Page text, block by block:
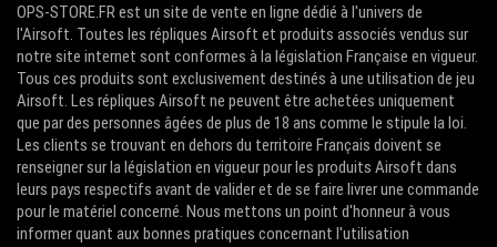
OPS-STORE.FR est un site de vente en ligne dédié à l'univers de
l'Airsoft. Toutes les répliques Airsoft et produits associés vendus sur
notre site internet sont conformes à la législation Française en vigueur.
Tous ces produits sont exclusivement destinés à une utilisation de jeu
Airsoft. Les répliques Airsoft ne peuvent être achetées uniquement
que par des personnes âgées de plus de 18 ans comme le stipule la loi.
Les clients se trouvant en dehors du territoire Français doivent se
renseigner sur la législation en vigueur pour les produits Airsoft dans
leurs pays respectifs avant de valider et de se faire livrer une commande
pour le matériel concerné. Nous mettons un point d'honneur à vous
informer quant aux bonnes pratiques concernant l'utilisation